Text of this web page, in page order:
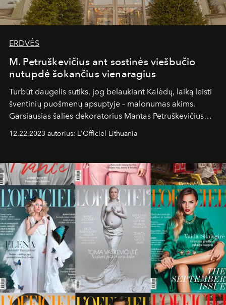
ERDVĖS
M. Petruškevičius ant sostinės viešbučio
nutupdė šokančius vienaragius
Turbūt daugelis sutiks, jog belaukiant Kalėdų, laiką leisti
šventinių puošmenų apsuptyje – malonumas akims.
Garsiausias šalies dekoratorius Mantas Petruškevičius
prieigą.
12.22.2023 autorius: L'Officiel Lithuania